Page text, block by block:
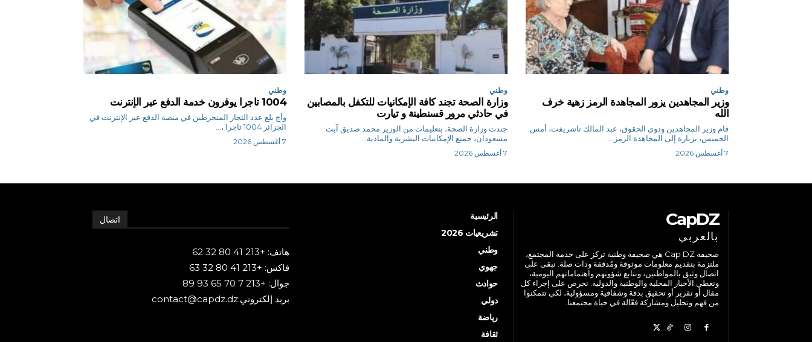
وطني
وزير المجاهدين يزور المجاهدة الرمز زهية خرف
الله
قام وزير المجاهدين وذوي الحقوق، عبد المالك تاشريفت، أمس
الخميس، بزيارة إلى المجاهدة الرمز...
7 أغسطس 2026
وطني
وزارة الصحة تجند كافة الإمكانيات للتكفل بالمصابين
في حادثي مرور قسنطينة و تيارت
جندت وزارة الصحة، بتعليمات من الوزير محمد صديق آيت
مسعودان، جميع الإمكانيات البشرية والمادية...
7 أغسطس 2026
وطني
1004 تاجرا يوفرون خدمة الدفع عبر الإنترنت
وأج بلغ عدد التجار المنخرطين في منصة الدفع عبر الإنترنت في
الجزائر 1004 تاجرا ،...
7 أغسطس 2026
CapDZ
بالعربي
صحيفة Cap DZ هي صحيفة وطنية تركز على خدمة المجتمع،
ملتزمة بتقديم معلومات موثوقة ومُدققة وذات صلة. نبقى على
اتصال وثيق بالمواطنين، ونتابع شؤونهم واهتماماتهم اليومية،
ونغطي الأخبار المحلية والوطنية والدولية. نحرص على إجراء كل
مقال أو تقرير أو تحقيق بدقة وشفافية ومسؤولية، لكي تتمكنوا
من فهم وتحليل ومشاركة فعّالة في حياة مجتمعنا.
الرئيسية
تشريعيات 2026
وطني
جهوي
حوادث
دولي
رياضة
ثقافة
اتصال
هاتف: +213 41 80 32 62
فاكس: +213 41 80 32 63
جوال: +213 7 70 65 93 89
بريد إلكتروني:contact@capdz.dz